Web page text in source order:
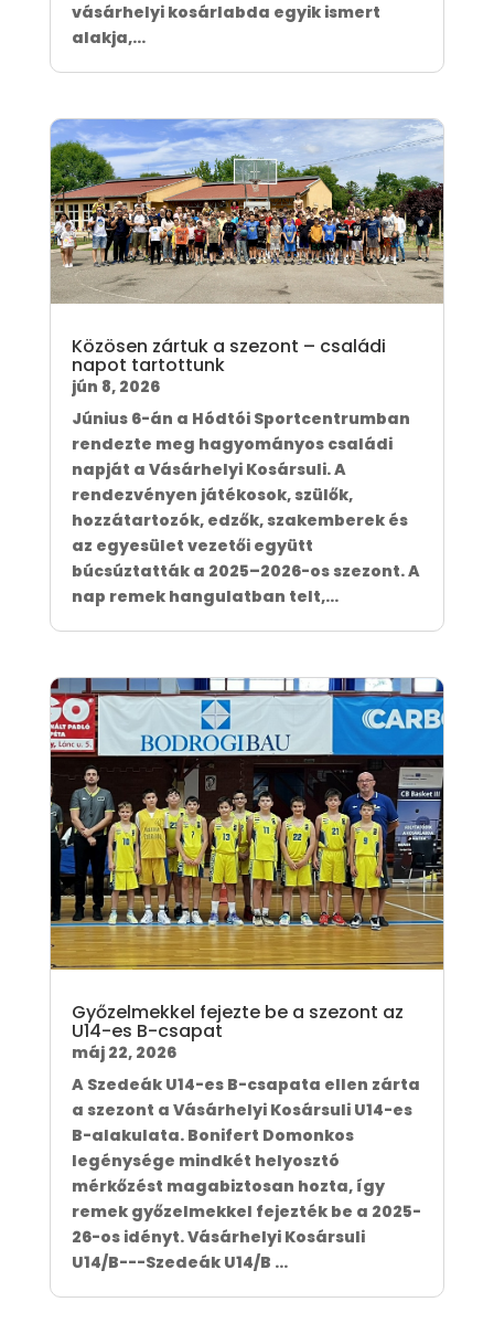
vásárhelyi kosárlabda egyik ismert
alakja,...
Közösen zártuk a szezont – családi
napot tartottunk
jún 8, 2026
Június 6-án a Hódtói Sportcentrumban
rendezte meg hagyományos családi
napját a Vásárhelyi Kosársuli. A
rendezvényen játékosok, szülők,
hozzátartozók, edzők, szakemberek és
az egyesület vezetői együtt
búcsúztatták a 2025–2026-os szezont. A
nap remek hangulatban telt,...
Győzelmekkel fejezte be a szezont az
U14-es B-csapat
máj 22, 2026
A Szedeák U14-es B-csapata ellen zárta
a szezont a Vásárhelyi Kosársuli U14-es
B-alakulata. Bonifert Domonkos
legénysége mindkét helyosztó
mérkőzést magabiztosan hozta, így
remek győzelmekkel fejezték be a 2025-
26-os idényt. Vásárhelyi Kosársuli
U14/B---Szedeák U14/B ...